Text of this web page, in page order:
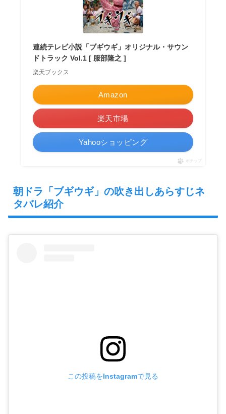
連続テレビ小説「ブギウギ」オリジナル・サウン
ドトラック Vol.1 [ 服部隆之 ]
楽天ブックス
Amazon
楽天市場
Yahooショッピング
ポチップ
朝ドラ「ブギウギ」の吹き出しあらすじネ
タバレ紹介
この投稿をInstagramで見る